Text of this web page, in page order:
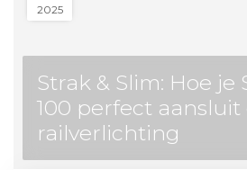
2025
Strak & Slim: Hoe je
100 perfect
railverlichting